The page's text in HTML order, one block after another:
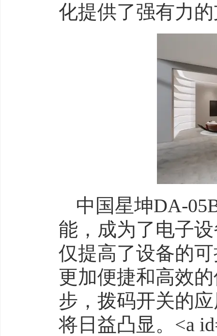
化提供了强有力
中国星坤DA-
能，成为了电子
仅提高了设备的
更加便捷和高效
步，拨码开关的
将日益凸显。<a